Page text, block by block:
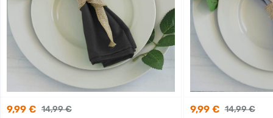
9,99 € 14,99 € 9,99 € 14,99 €